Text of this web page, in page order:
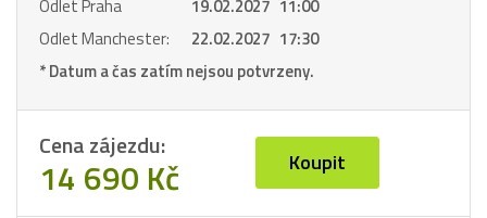
Odlet Praha
19.02.2027 11:00
Odlet Manchester:
22.02.2027 17:30
* Datum a čas zatím nejsou potvrzeny.
Cena zájezdu:
14 690 Kč Koupit